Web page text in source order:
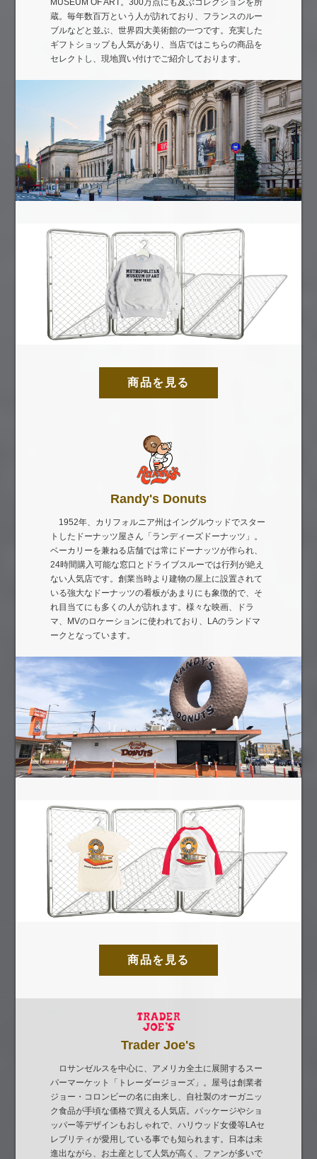
MUSEUM OF ART。300万点にも及ぶコレクションを所
蔵。毎年数百万という人が訪れており、フランスのルー
ブルなどと並ぶ、世界四大美術館の一つです。充実した
ギフトショップも人気があり、当店ではこちらの商品を
セレクトし、現地買い付けでご紹介しております。
商品を見る
Randy's Donuts
1952年、カリフォルニア州はイングルウッドでスター
トしたドーナッツ屋さん「ランディーズドーナッツ」。
ベーカリーを兼ねる店舗では常にドーナッツが作られ、
24時間購入可能な窓口とドライブスルーでは行列が絶え
ない人気店です。創業当時より建物の屋上に設置されて
いる強大なドーナッツの看板があまりにも象徴的で、そ
れ目当てにも多くの人が訪れます。様々な映画、ドラ
マ、MVのロケーションに使われており、LAのランドマ
ークとなっています。
商品を見る
Trader Joe's
ロサンゼルスを中心に、アメリカ全土に展開するスー
パーマーケット「トレーダージョーズ」。屋号は創業者
ジョー・コロンビーの名に由来し、自社製のオーガニッ
ク食品が手頃な価格で買える人気店。パッケージやショ
ッパー等デザインもおしゃれで、ハリウッド女優等LAセ
レブリティが愛用している事でも知られます。日本は未
進出ながら、お土産として人気が高く、ファンが多いで